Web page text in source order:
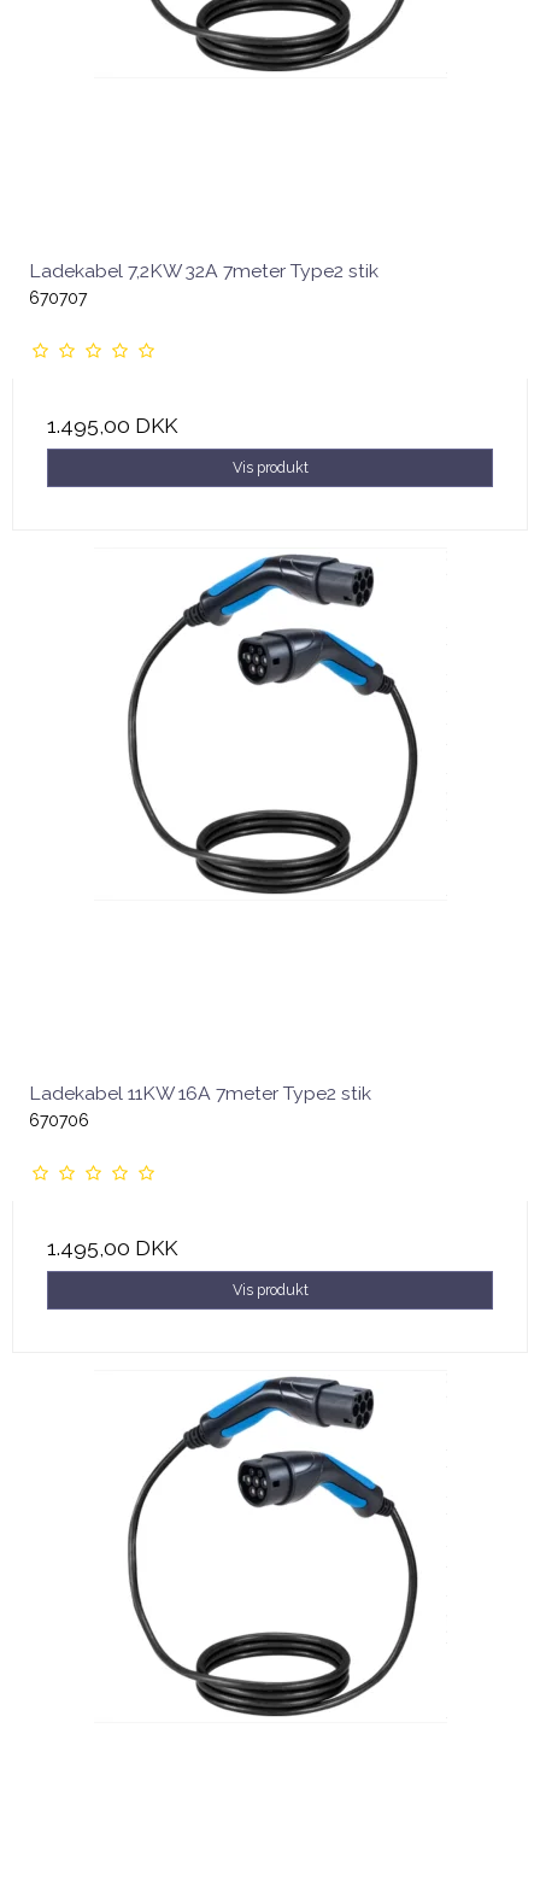
Ladekabel 7,2KW 32A 7meter Type2 stik
670707
1.495,00 DKK
Vis produkt
Ladekabel 11KW 16A 7meter Type2 stik
670706
1.495,00 DKK
Vis produkt